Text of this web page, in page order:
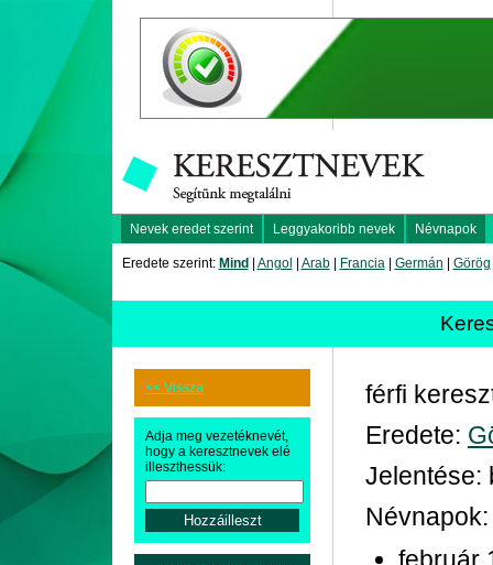
Nevek eredet szerint Leggyakoribb nevek Névnapok
Eredete szerint: Mind Angol Arab| Francia| Germán Görög
<< Vissza
Adja meg vezetéknevét,
hogy a keresztnevek elé
illeszthessük:
férfi
Eredete:
Jelentése:
Névnapok: